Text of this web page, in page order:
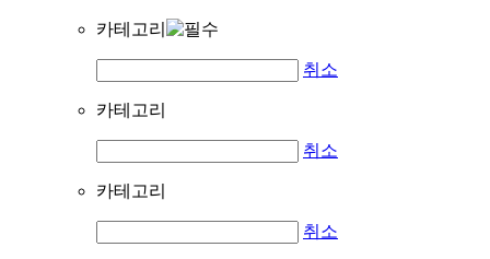
카테고리
취소
카테고리
취소
카테고리
취소